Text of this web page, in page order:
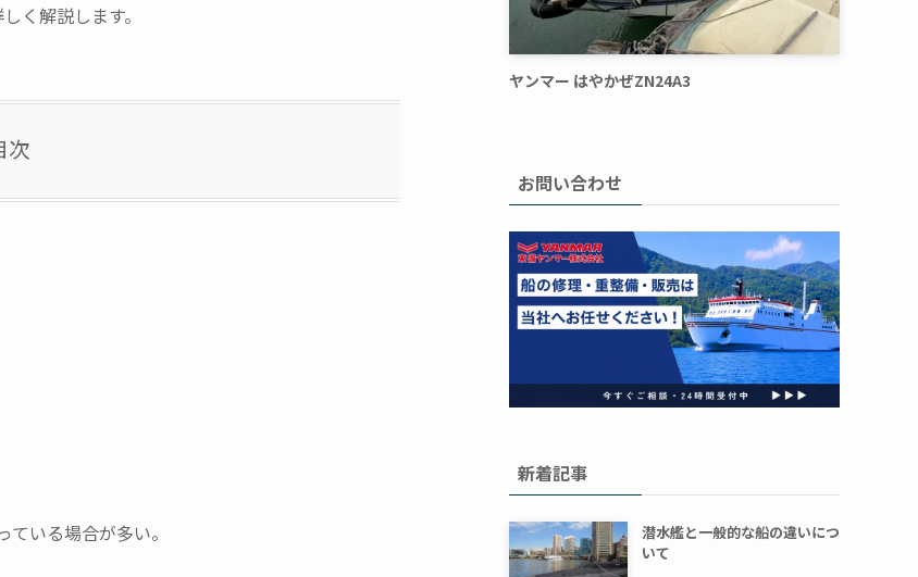
く解説します。
次
いる場合が多い。
ヤンマー はやかぜZN24A3
お問い合わせ
新着記事
潜水艦と一般的な船の違いにつ
いて